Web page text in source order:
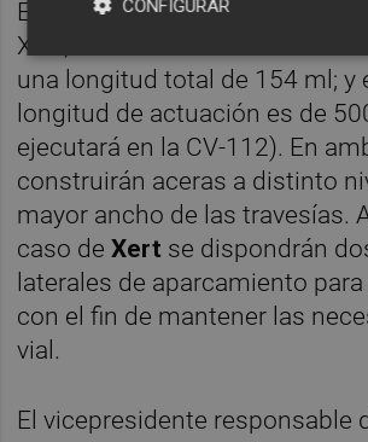
En el caso de las travesías de
Xert, se va a actuar en la
una longitud total de 154 ml; y
longitud de actuación es de
ejecutará en la CV-112). En
construirán aceras a distinto
mayor ancho de las travesías.
caso deXert se dispondrán
laterales de aparcamiento
con el fin de mantener las
vial.
El vicepresidente responsable
CONFIGURAR